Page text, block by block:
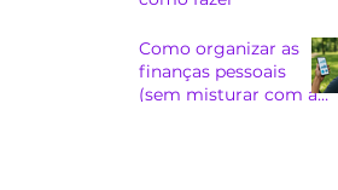
Como organizar as
finanças pessoais
(sem misturar com as